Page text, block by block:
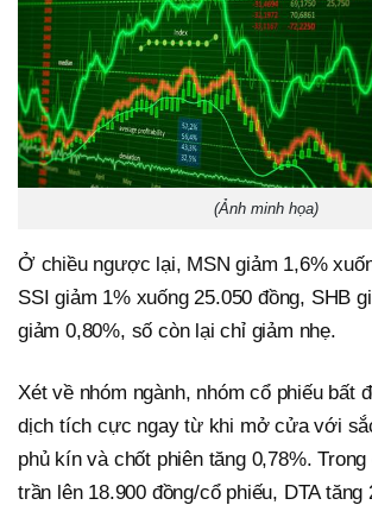
(Ảnh minh họa)
Ở chiều ngược lại, MSN giảm 1,6%
SSI giảm 1% xuống 25.050 đồng, SHB
giảm 0,80%, số còn lại chỉ giảm nhẹ.
Xét về nhóm ngành, nhóm cổ phiếu bất
dịch tích cực ngay từ khi mở cửa với
phủ kín và chốt phiên tăng 0,78%.
trần lên 18.900 đồng/cổ phiếu, DTA tăng